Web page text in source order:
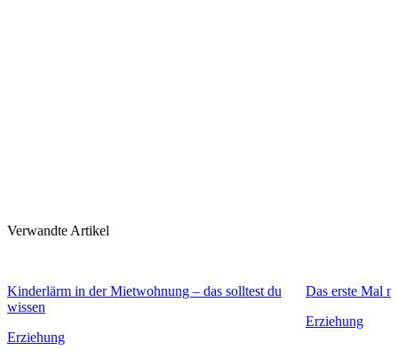
Verwandte Artikel
Kinderlärm in der Mietwohnung – das solltest du
wissen
Erziehung
Das erste Mal
Erziehung